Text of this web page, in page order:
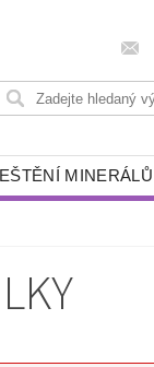
MINERÁLŮ
POTŘEBY